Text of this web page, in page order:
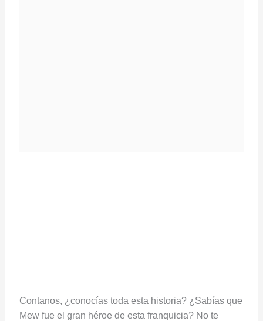
Contanos, ¿conocías toda esta historia? ¿Sabías que
Mew fue el gran héroe de esta franquicia? No te